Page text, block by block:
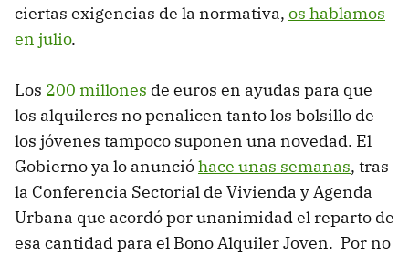
ciertas exigencias de la normativa, os hablamos
en julio.
Los 200 millones de euros en ayudas para que
los alquileres no penalicen tanto los bolsillo de
los jóvenes tampoco suponen una novedad. El
Gobierno ya lo anuncióhace unas semanas, tras
la Conferencia Sectorial de Vivienda y Agenda
Urbana que acordó por unanimidad el reparto de
esa cantidad para el Bono Alquiler Joven. Por no